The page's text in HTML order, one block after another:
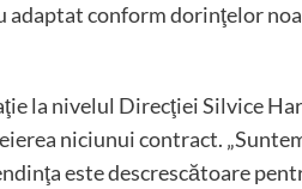
conform dorinţelor
la nivelul Direcţiei Silvice
niciunui contract.
este descrescătoare